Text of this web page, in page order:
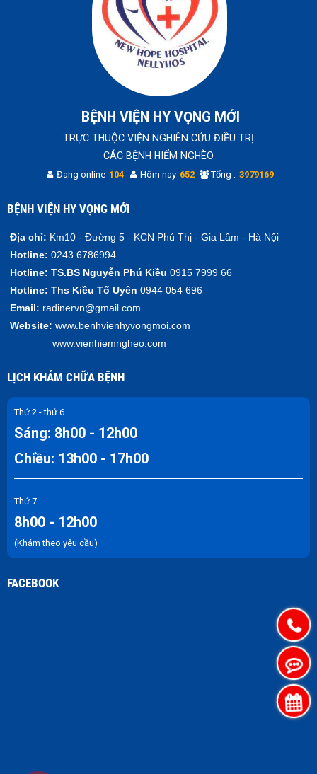
BỆNH VIỆN HY VỌNG MỚI
TRỰC THUỘC VIỆN NGHIÊN CỨU ĐIỀU TRỊ
CÁC BỆNH HIỂM NGHÈO
Đang online 104 Hôm nay 652 Tổng : 3979169
BỆNH VIỆN HY VỌNG MỚI
Địa chỉ: Km10 - Đường 5 - KCN Phú Thị - Gia Lâm - Hà Nội
Hotline: 0243.6786994
Hotline: TS.BS Nguyễn Phú Kiều 0915 7999 66
Hotline: Ths Kiều Tố Uyên 0944 054 696
Email: radinervn@gmail.com
Website: www.benhvienhyvongmoi.com
www.vienhiemngheo.com
LỊCH KHÁM CHỮA BỆNH
Thứ 2 - thứ 6
Sáng: 8h00 - 12h00
Chiều: 13h00 - 17h00
Thứ 7
8h00 - 12h00
(Khám theo yêu cầu)
FACEBOOK